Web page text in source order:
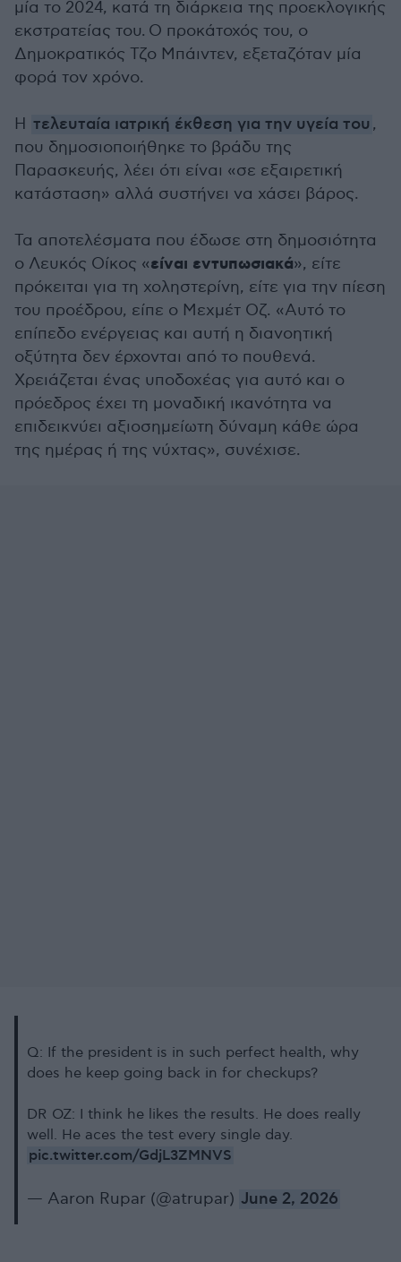
μία το 2024, κατά τη διάρκεια της προεκλογικής
εκστρατείας του. Ο προκάτοχός του, ο
Δημοκρατικός Τζο Μπάιντεν, εξεταζόταν μία
φορά τον χρόνο.
Η τελευταία ιατρική έκθεση για την υγεία του ,
που δημοσιοποιήθηκε το βράδυ της
Παρασκευής, λέει ότι είναι «σε εξαιρετική
κατάσταση» αλλά συστήνει να χάσει βάρος.
Τα αποτελέσματα που έδωσε στη δημοσιότητα
ο Λευκός Οίκος «είναι εντυπωσιακά», είτε
πρόκειται για τη χοληστερίνη, είτε για την πίεση
του προέδρου, είπε ο Μεχμέτ Οζ. «Αυτό το
επίπεδο ενέργειας και αυτή η διανοητική
οξύτητα δεν έρχονται από το πουθενά.
Χρειάζεται ένας υποδοχέας για αυτό και ο
πρόεδρος έχει τη μοναδική ικανότητα να
επιδεικνύει αξιοσημείωτη δύναμη κάθε ώρα
της ημέρας ή της νύχτας», συνέχισε.
Q: If the president is in such perfect health, why
does he keep going back in for checkups?
DR OZ: I think he likes the results. He does really
well. He aces the test every single day.
pic.twitter.com/GdjL3ZMNVS
— Aaron Rupar (@atrupar) June 2, 2026